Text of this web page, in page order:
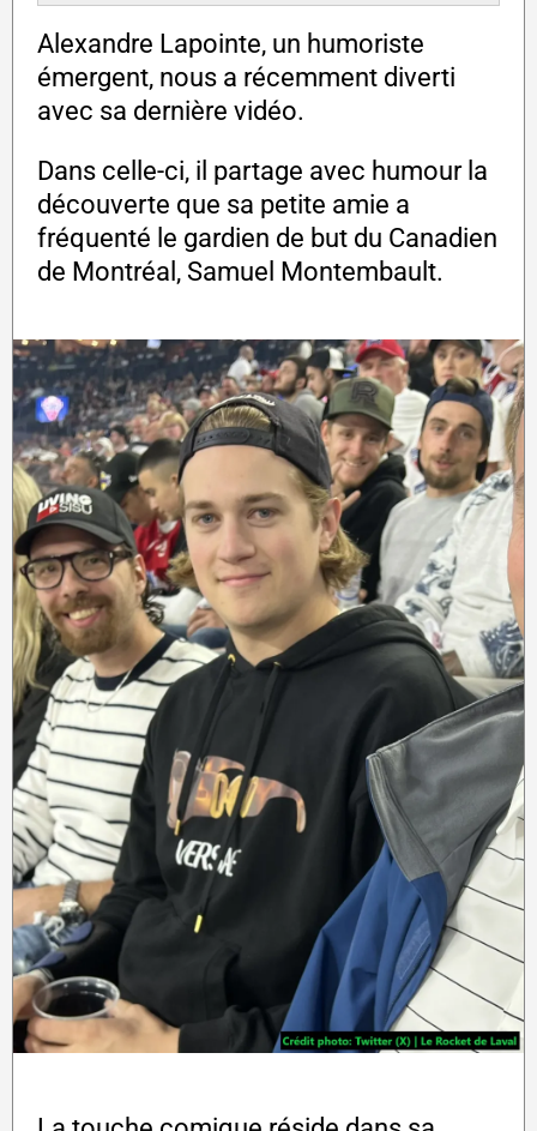
Alexandre Lapointe, un humoriste
émergent, nous a récemment diverti
avec sa dernière vidéo.
Dans celle-ci, il partage avec humour la
découverte que sa petite amie a
fréquenté le gardien de but du Canadien
de Montréal, Samuel Montembault.